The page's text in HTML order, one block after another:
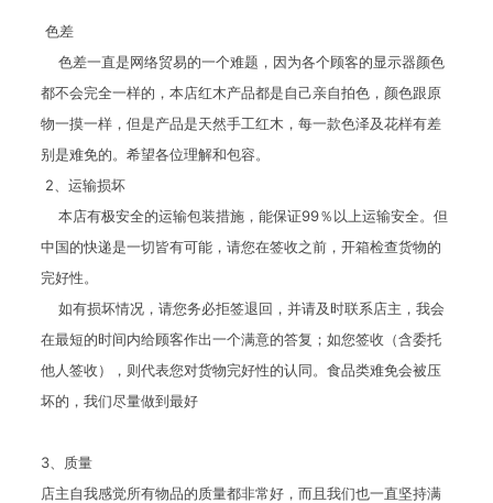
色差
色差一直是网络贸易的一个难题，因为各个顾客的显示器颜色
都不会完全一样的，本店红木产品都是自己亲自拍色，颜色跟原
物一摸一样，但是产品是天然手工红木，每一款色泽及花样有差
别是难免的。希望各位理解和包容。
2、运输损坏
本店有极安全的运输包装措施，能保证99％以上运输安全。但
中国的快递是一切皆有可能，请您在签收之前，开箱检查货物的
完好性。
如有损坏情况，请您务必拒签退回，并请及时联系店主，我会
在最短的时间内给顾客作出一个满意的答复；如您签收（含委托
他人签收），则代表您对货物完好性的认同。食品类难免会被压
坏的，我们尽量做到最好
3、质量
店主自我感觉所有物品的质量都非常好，而且我们也一直坚持满